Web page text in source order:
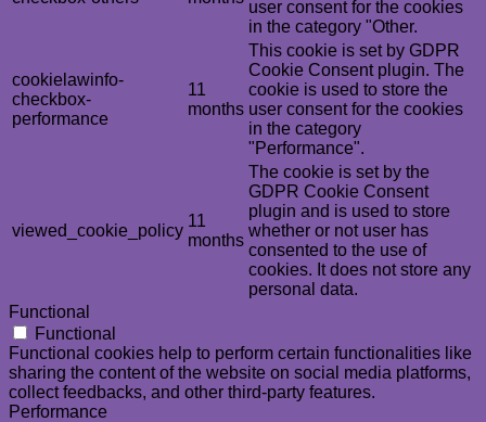
user consent for the cookies
in the category "Other.
cookielawinfo-
checkbox-
performance
11
months
This cookie is set by GDPR
Cookie Consent plugin. The
cookie is used to store the
user consent for the cookies
in the category
"Performance".
viewed_cookie_policy
11
months
The cookie is set by the
GDPR Cookie Consent
plugin and is used to store
whether or not user has
consented to the use of
cookies. It does not store any
personal data.
Functional
Functional
Functional cookies help to perform certain functionalities like
sharing the content of the website on social media platforms,
collect feedbacks, and other third-party features.
Performance